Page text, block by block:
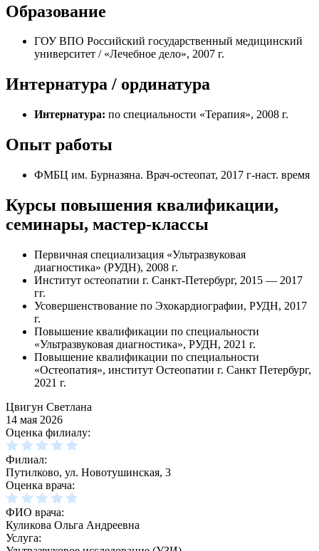
Образование
ГОУ ВПО Российский государственный медицинский
университет / «Лечебное дело», 2007 г.
Интернатура / ординатура
Интернатура: по специальности «Терапия», 2008 г.
Опыт работы
ФМБЦ им. Бурназяна. Врач-остеопат, 2017 г-наст. время
Курсы повышения квалификации,
семинары, мастер-классы
Первичная специализация «Ультразвуковая
диагностика» (РУДН), 2008 г.
Институт остеопатии г. Санкт-Петербург, 2015 — 2017
гг.
Усовершенствование по Эхокардиографии, РУДН, 2017
г.
Повышение квалификации по специальности
«Ультразвуковая диагностика», РУДН, 2021 г.
Повышение квалификации по специальности
«Остеопатия», институт Остеопатии г. Санкт Петербург,
2021 г.
Цвигун Светлана
14 мая 2026
Оценка филиалу:
Филиал:
Путилково, ул. Новотушинская, 3
Оценка врача:
ФИО врача:
Куликова Ольга Андреевна
Услуга: